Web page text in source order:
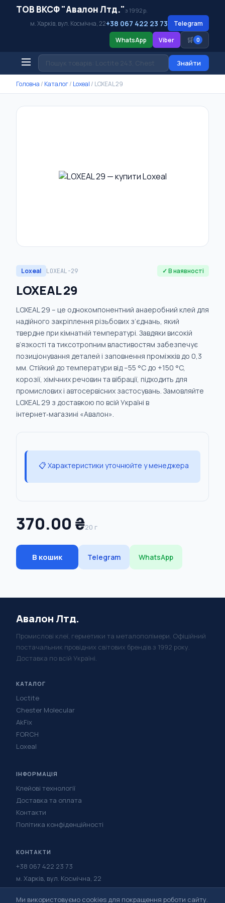
ТОВ ВКСФ "Авалон Лтд."з 1992 р.
м. Харків, вул. Космічна, 22+38 067 422 23 73
Telegram
WhatsApp
Viber 🛒 0
Знайти
Головна / Каталог/ Loxeal / LOXEAL 29
Loxeal LOXEAL-29 ✓ В наявності
LOXEAL 29
LOXEAL 29 – це однокомпонентний анаеробний клей для
надійного закріплення різьбових з’єднань, який
твердне при кімнатній температурі. Завдяки високій
в’язкості та тиксотропним властивостям забезпечує
позиціонування деталей і заповнення проміжків до 0,3
мм. Стійкий до температури від –55 °C до +150 °C,
корозії, хімічних речовин та вібрації, підходить для
промислових і автосервісних застосувань. Замовляйте
LOXEAL 29 з доставкою по всій Україні в
інтернет‑магазині «Авалон».
📋 Характеристики уточнюйте у менеджера
370.00 ₴20 г
В кошик Telegram WhatsApp
Авалон Лтд.
Промислові клеї, герметики та металополімери. Офіційний
постачальник провідних світових брендів з 1992 року.
Доставка по всій Україні.
КАТАЛОГ
Loctite
Chester Molecular
AkFix
FORCH
Loxeal
ІНФОРМАЦІЯ
Клейові технології
Доставка та оплата
Контакти
Політика конфіденційності
КОНТАКТИ
+38 067 422 23 73
м. Харків, вул. Космічна, 22
Написати в Telegram
Ми використовуємо cookies для покращення роботи сайту.